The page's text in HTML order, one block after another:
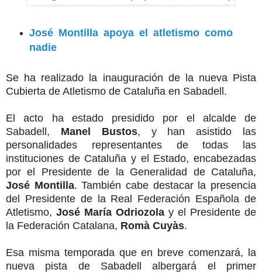
José Montilla apoya el atletismo como
nadie
Se ha realizado la inauguración de la nueva Pista
Cubierta de Atletismo de Cataluña en Sabadell.
El acto ha estado presidido por el alcalde de
Sabadell, Manel Bustos, y han asistido las
personalidades representantes de todas las
instituciones de Cataluña y el Estado, encabezadas
por el Presidente de la Generalidad de Cataluña,
José Montilla. También cabe destacar la presencia
del Presidente de la Real Federación Española de
Atletismo, José María Odriozola y el Presidente de
la Federación Catalana, Romà Cuyàs.
Esa misma temporada que en breve comenzará, la
nueva pista de Sabadell albergará el primer